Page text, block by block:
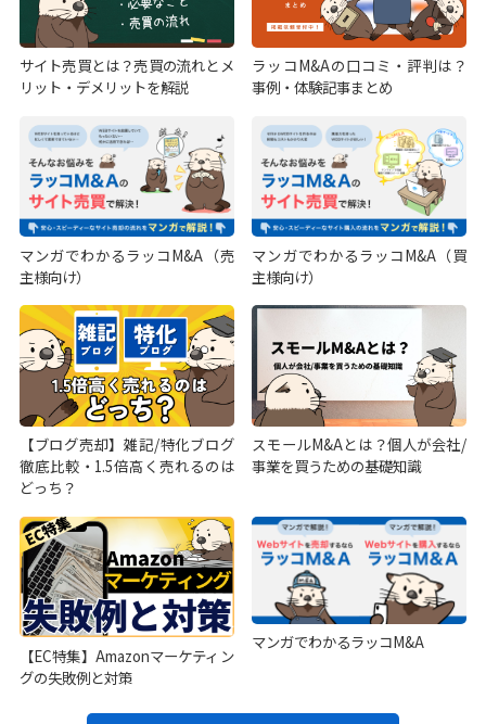
サイト売買とは？売買の流れとメ
リット・デメリットを解説
ラッコM&Aの口コミ・評判は？
事例・体験記事まとめ
マンガでわかるラッコM&A（売
主様向け）
マンガでわかるラッコM&A（買
主様向け）
【ブログ売却】雑記/特化ブログ
徹底比較・1.5倍高く売れるのは
どっち？
スモールM&Aとは？個人が会社/
事業を買うための基礎知識
【EC特集】Amazonマーケティン
グの失敗例と対策
マンガでわかるラッコM&A